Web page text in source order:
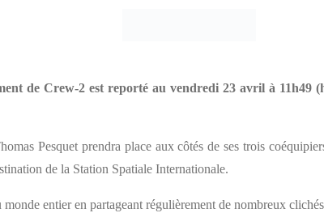
de Crew-2 est reporté au vendredi 23 avril à 11h49
Pesquet prendra place aux côtés de ses trois
de la Station Spatiale Internationale.
entier en partageant régulièrement de nombreux